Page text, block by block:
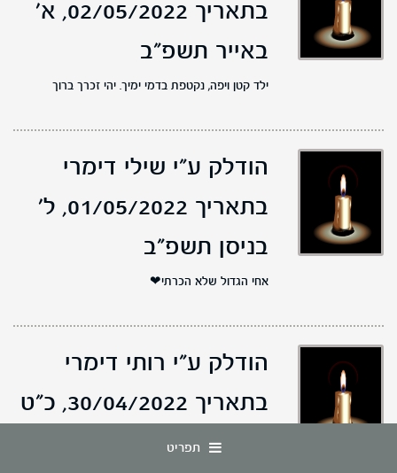
בתאריך 02/05/2022,
א'
באייר תשפ"ב
ילד קטן ויפה, נקטפת בדמי ימיך. יהי זכרך ברוך
הודלק ע"י שילי דימרי
בתאריך 01/05/2022,
ל'
בניסן תשפ"ב
אחי הגדול שלא הכרתי❤
הודלק ע"י רותי דימרי
בתאריך 30/04/2022,
כ"ט
בניסן תשפ"ב
תפריט